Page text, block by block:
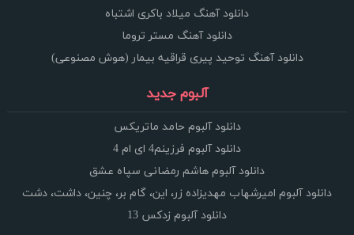
دانلود آهنگ میلاد باکری اشتباه
دانلود آهنگ مستر تروما
دانلود آهنگ توحید پیری قراقیه بیمار (هوش مصنوعی)
آلبوم جدید
دانلود آلبوم حامد ماتریکس
دانلود آلبوم فرزینم4 ای ام 4
دانلود آلبوم هاشم رمضانی سپاه عشق
دانلود آلبوم امیرشهاب مهدیزاده زر، این، گام بر، چنین، داشت، دشت
دانلود آلبوم زدکس 13